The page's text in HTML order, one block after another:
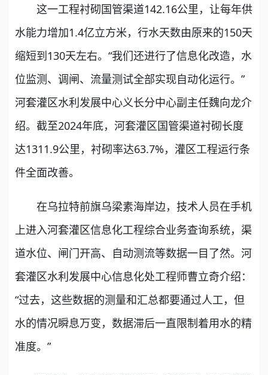
这一工程衬砌国管渠道142.16公里，让每年供
水能力增加1.4亿立方米，行水天数由原来的150天
缩短到130天左右。“我们还进行了信息化改造，水
位监测、调闸、流量测试全部实现自动化运行。”
河套灌区水利发展中心义长分中心副主任魏向龙介
绍。截至2024年底，河套灌区国管渠道衬砌长度
达1311.9公里，衬砌率达63.7%，灌区工程运行条
件全面改善。
在乌拉特前旗乌梁素海岸边，技术人员在手机
上进入河套灌区信息化工程综合业务查询系统，渠
道水位、闸门开高、自动测流等数据一目了然。河
套灌区水利发展中心信息化处工程师曹立奇介绍：
“过去，这些数据的测量和汇总都要通过人工，但
水的情况瞬息万变，数据滞后一直限制着用水的精
准度。”